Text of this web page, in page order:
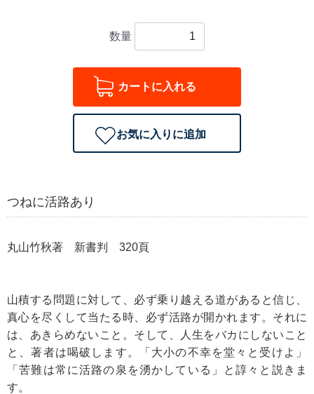
数量
カートに入れる
お気に入りに追加
つねに活路あり
丸山竹秋著 新書判 320頁
山積する問題に対して、必ず乗り越える道があると信じ、
真心を尽くして当たる時、必ず活路が開かれます。それに
は、あきらめないこと。そして、人生をバカにしないこと
と、著者は喝破します。「大小の不幸を堂々と受けよ」
「苦難は常に活路の泉を湧かしている」と諄々と説きま
す。